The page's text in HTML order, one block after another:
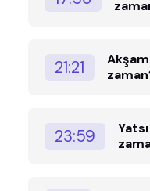
21:21
23:59